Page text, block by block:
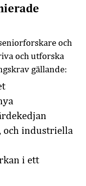
och
och utforska
gällande:
och industriella
i ett